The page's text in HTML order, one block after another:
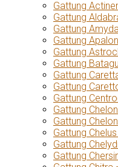
Gattung
Gattung
Gattung
Gattung
Gattung
Gattung
Gattung
Gattung
Gattung
Gattung
Gattung
Gattung
Gattung
Gattung